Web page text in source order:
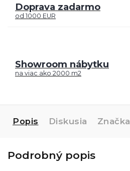
Doprava zadarmo
od 1000 EUR
Showroom nábytku
na viac ako 2000 m2
Popis Diskusia Značka
Podrobný popis